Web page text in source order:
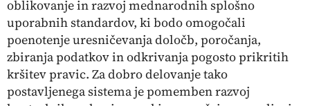
oblikovanje in razvoj mednarodnih splošno
uporabnih standardov, ki bodo omogočali
poenotenje uresničevanja določb, poročanja,
zbiranja podatkov in odkrivanja pogosto prikritih
kršitev pravic. Za dobro delovanje tako
postavljenega sistema je pomemben razvoj